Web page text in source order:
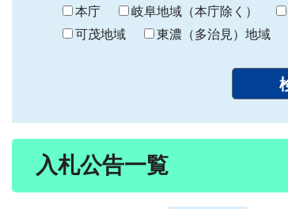
ま
り
わ
り
本庁 岐阜地域（本庁除く）
可茂地域
東濃（多治見）地域
入札公告一覧